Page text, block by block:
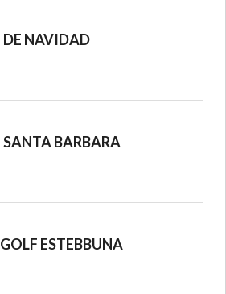
DE NAVIDAD
SANTA BARBARA
ESTEBBUNA